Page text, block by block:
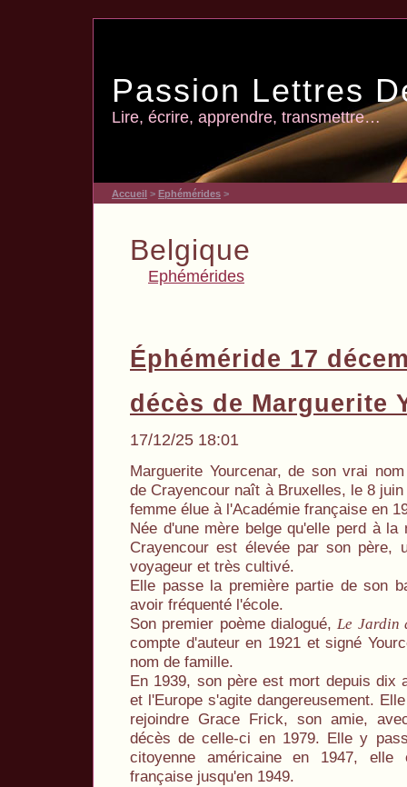
Passion Lettres
Lire, écrire, apprendre, transmettre…
Accueil > Ephémérides >
Belgique
Ephémérides
Éphéméride 17
décès de Marguerite
17/12/25 18:01
Marguerite Yourcenar, de son vrai
de Crayencour naît à Bruxelles, le 8
femme élue à l'Académie française en
Née d'une mère belge qu'elle perd à la
Crayencour est élevée par son père,
voyageur et très cultivé.
Elle passe la première partie de son
avoir fréquenté l'école.
Son premier poème dialogué,Le Jardin
compte d'auteur en 1921 et signé
nom de famille.
En 1939, son père est mort depuis dix
et l'Europe s'agite dangereusement.
rejoindre Grace Frick, son amie,
décès de celle-ci en 1979. Elle y
citoyenne américaine en 1947, elle
française jusqu'en 1949.